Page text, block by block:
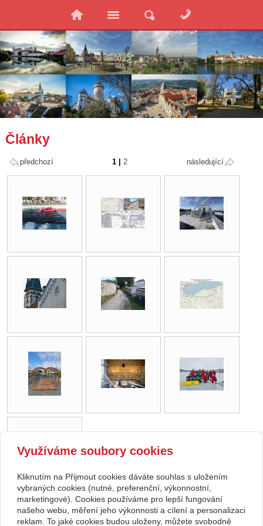
Články
předchozí 1 2 následující
zpět
Využíváme soubory cookies
Kliknutím na Přijmout cookies dáváte souhlas s uložením
vybraných cookies (nutné, preferenční, výkonnostní,
marketingové). Cookies používáme pro lepší fungování
našeho webu, měření jeho výkonnosti a cílení a personalizaci
reklam. To jaké cookies budou uloženy, můžete svobodně